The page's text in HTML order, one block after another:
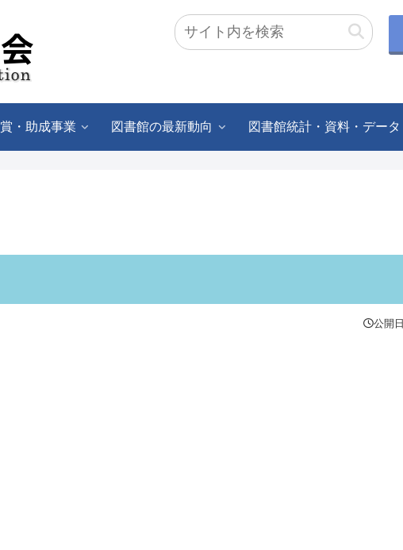
賞・助成事業 図書館の最新動向 図書館統計・資料・データ
公開日